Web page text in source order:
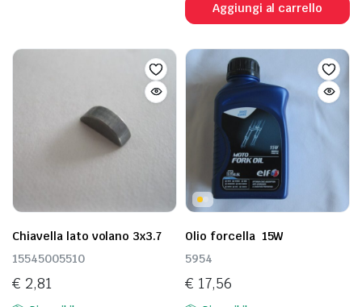
Aggiungi al carrello
Chiavella lato volano 3x3.7
15545005510
€ 2,81
Olio forcella 15W
5954
€ 17,56